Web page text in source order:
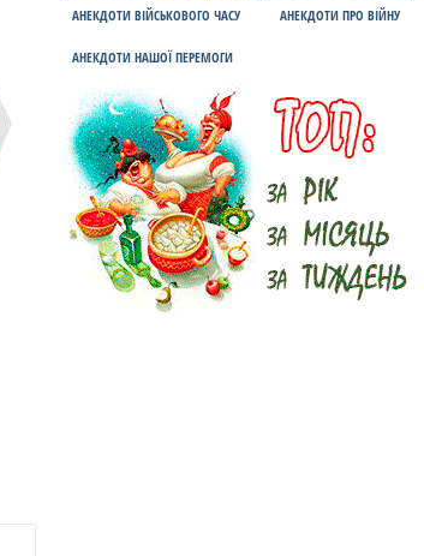
АНЕКДОТИ ВІЙСЬКОВОГО ЧАСУ АНЕКДОТИ ПРО ВІЙНУ
АНЕКДОТИ НАШОЇ ПЕРЕМОГИ